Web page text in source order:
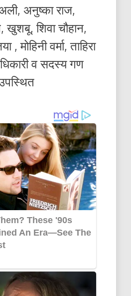
अनुष्का राज,
खुशबू, शिवा चौहान,
, मोहिनी वर्मा, ताहिरा
व सदस्य गण